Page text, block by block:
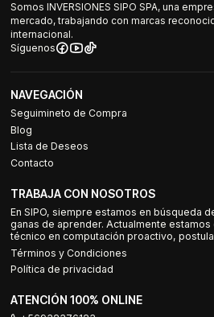
Somos INVERSIONES SIPO SPA, una
mercado, trabajando con marcas
internacional.
Síguenos
NAVEGACIÓN
Seguimineto de Compra
Blog
Lista de Deseos
Contacto
TRABAJA CON NOSOTROS
En SIPO, siempre estamos en búsqueda
ganas de aprender. Actualmente estamos
técnico en computación proactivo, postula
Términos y Condiciones
Política de privacidad
ATENCIÓN 100% ONLINE